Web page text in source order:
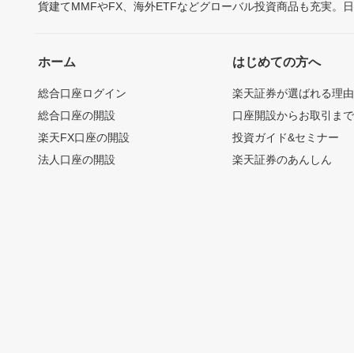
貨建てMMFやFX、海外ETFなどグローバル投資商品も充実。
ホーム
総合口座ログイン
総合口座の開設
楽天FX口座の開設
法人口座の開設
はじめての方へ
楽天証券が選ばれる理由
口座開設からお取引ま
投資ガイド&セミナー
楽天証券のあんしん